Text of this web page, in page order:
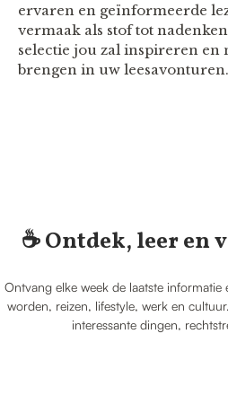
ervaren en geïnformeerde
vermaak als stof tot
selectie jou zal inspireren en
brengen in uw
☕️ Ontdek, leer en
Ontvang elke week de laatste
worden, reizen, lifestyle, werk en
interessante dingen,